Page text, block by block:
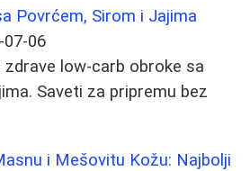
Povrćem, Sirom i Jajima
07-06
zdrave low-carb obroke sa
Saveti za pripremu bez
i Mešovitu Kožu: Najbolji